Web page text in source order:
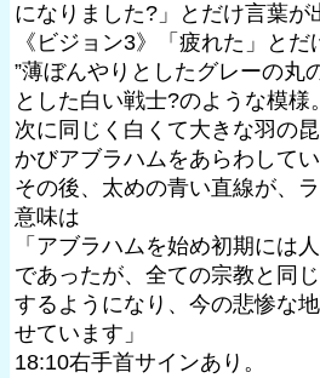
になりました?」とだけ言葉が
《ビジョン3》「疲れた」と
”薄ぼんやりとしたグレーの丸
とした白い戦士?のような模様。
次に同じく白くて大きな羽の
かびアブラハムをあらわしてい
その後、太めの青い直線が、
意味は
「アブラハムを始め初期には
であったが、全ての宗教と同
するようになり、今の悲惨な
せています」
18:10右手首サインあり。